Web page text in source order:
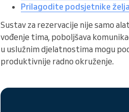
Prilagodite podsjetnike
Sustav za rezervacije nije samo
vođenje tima, poboljšava
u uslužnim djelatnostima mogu
produktivnije radno okruženje.